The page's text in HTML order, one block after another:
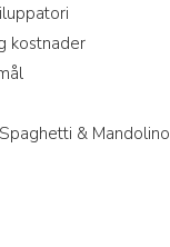
kostnader
& Mandolino